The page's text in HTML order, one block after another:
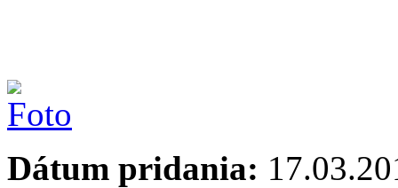
Dátum pridania: